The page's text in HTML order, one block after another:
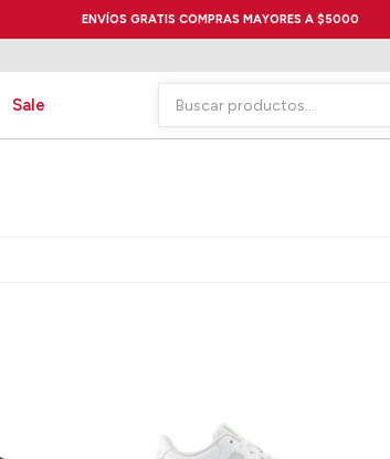
ENVÍOS GRATIS COMPRAS MAYORES A $5000
Sale